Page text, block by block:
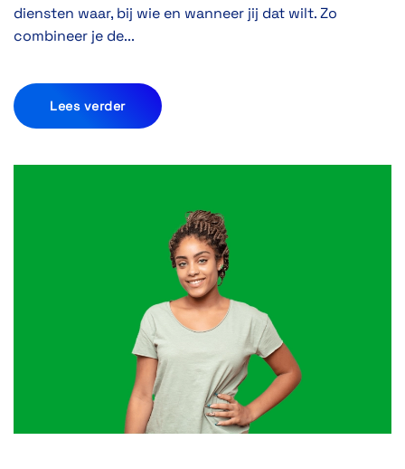
diensten waar, bij wie en wanneer jij dat wilt. Zo
combineer je de...
Lees verder